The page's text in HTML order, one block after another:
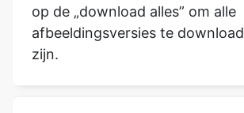
op de „download alles” om alle
afbeeldingsversies te
zijn.